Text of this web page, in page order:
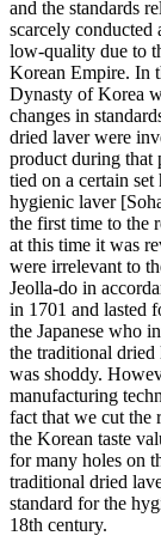
and the standards
scarcely conducted
low-quality due to
Korean Empire. In
Dynasty of Korea
changes in
dried laver were
product during that
tied on a certain
hygienic laver
the first time to the
at this time it was
were irrelevant to
Jeolla-do in
in 1701 and lasted
the Japanese who
the traditional dried
was shoddy.
manufacturing
fact that we cut the
the Korean taste
for many holes on
traditional dried
standard for the
18th century.